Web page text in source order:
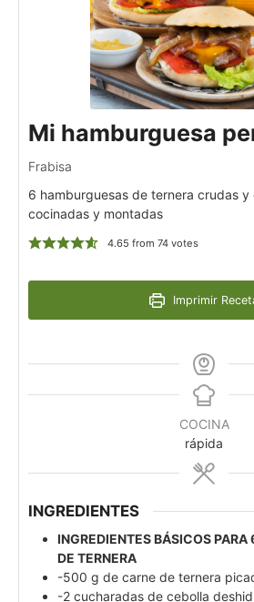
Mi hamburguesa
Frabisa
6 hamburguesas de ternera crudas y
cocinadas y montadas
4.65 from 74votes
Imprimir
COCINA
rápida
INGREDIENTES
INGREDIENTES BÁSICOS PARA
DE TERNERA
-500 g de carne de ternera
-2 cucharadas de cebolla